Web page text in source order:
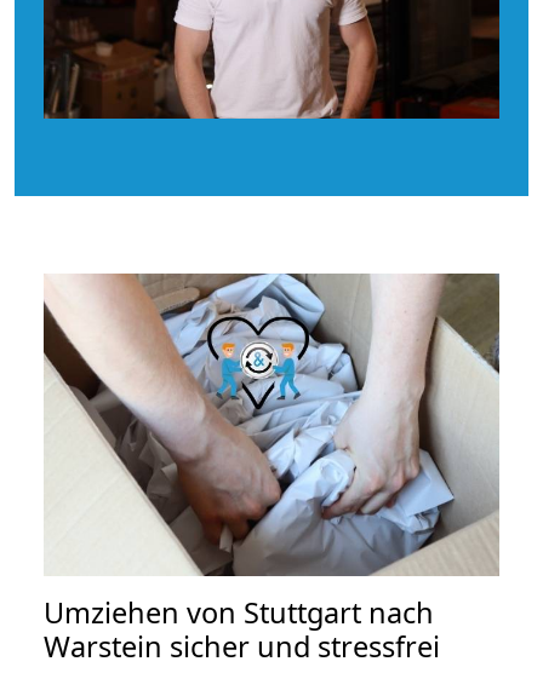
Umziehen von Stuttgart nach
Warstein sicher und stressfrei